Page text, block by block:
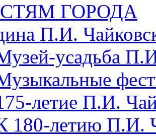
ГОРОДА
П.И.
усадьба
летие П.И.
180-летию П.И.